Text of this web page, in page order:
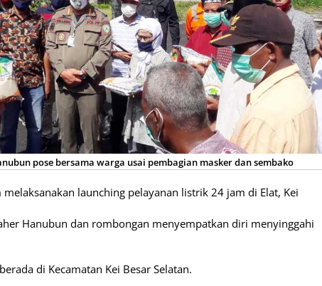
pose bersama warga usai pembagian masker dan sembako
melaksanakan launching pelayanan listrik 24 jam di Elat, Kei
Hanubun dan rombongan menyempatkan diri menyinggahi
di Kecamatan Kei Besar Selatan.